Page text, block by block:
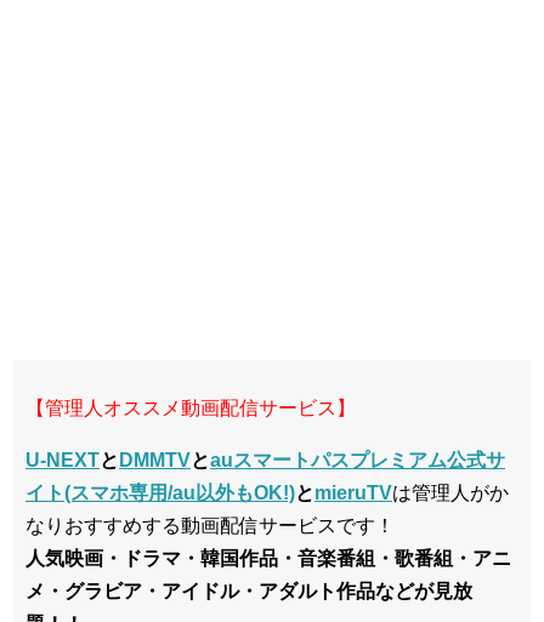
【管理人オススメ動画配信サービス】
U-NEXTと DMMTVとauスマートパスプレミアム公式サ
イト(スマホ専用/au以外もOK!)とmieruTVは管理人がか
なりおすすめする動画配信サービスです！
人気映画・ドラマ・韓国作品・音楽番組・歌番組・アニ
メ・グラビア・アイドル・アダルト作品などが見放